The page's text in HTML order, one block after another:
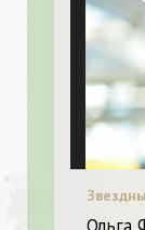
Ольга